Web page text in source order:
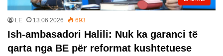
LE 13.06.2026 693
Ish-ambasadori Halili: Nuk ka garanci të
qarta nga BE për reformat kushtetuese